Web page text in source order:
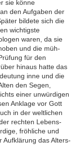
sie könne
den Auf­gaben der
bildete sich die
wichtigste
waren, da sie
und die müh­
für den
hinaus hatte das
inne und die
den Segen,
einer unwürdigen
Anklage vor Gott
in der weltlichen
rechten Lebens­
fröhliche und
Auf­klärung das Alters­